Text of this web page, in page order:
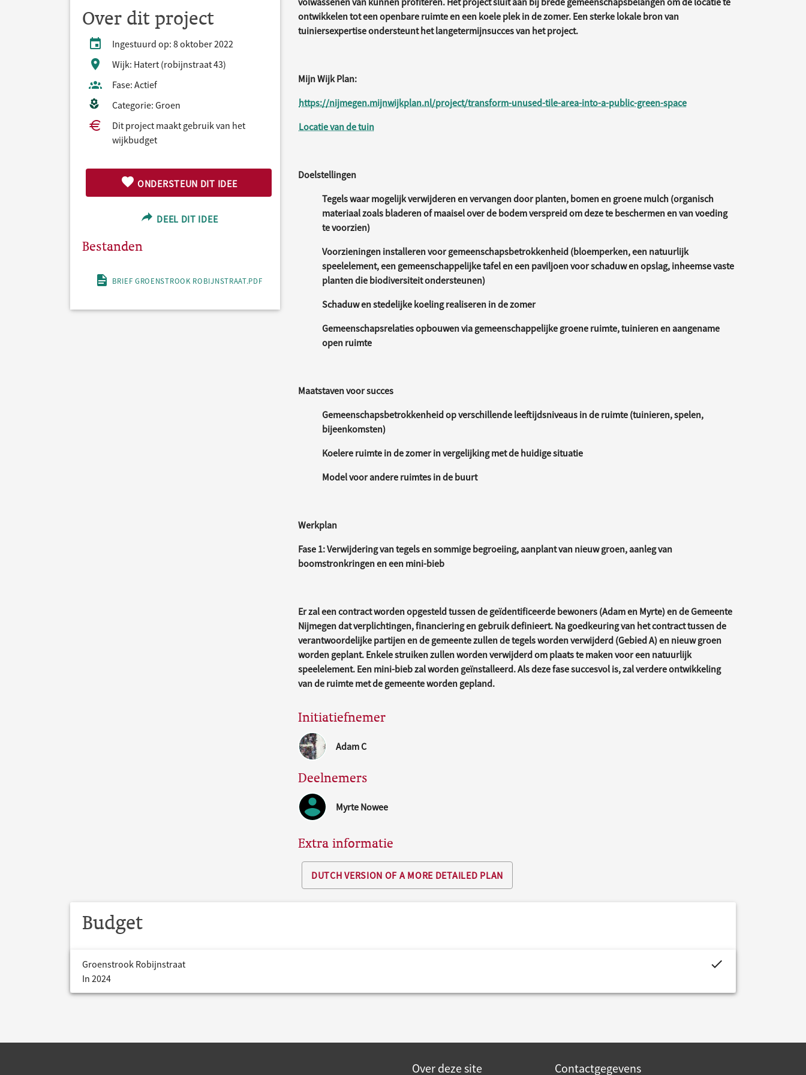
Over dit project
Ingestuurd op: 8 oktober 2022
Wijk: Hatert (robijnstraat 43)
Fase: Actief
Categorie: Groen
Dit project maakt gebruik van het
wijkbudget
ONDERSTEUN DIT IDEE
DEEL DIT IDEE
Bestanden
BRIEF GROENSTROOK ROBIJNSTRAAT.PDF
ontwikkelen tot een openbare ruimte en een koele plek in de zomer. Een sterke lokale bron van
tuiniersexpertise ondersteunt het langetermijnsucces van het project.
Mijn Wijk Plan:
https://nijmegen.mijnwijkplan.nl/project/transform-unused-tile-area-into-a-public-green-space
Locatie van de tuin
Doelstellingen
Tegels waar mogelijk verwijderen en vervangen door planten, bomen en groene mulch (organisch
materiaal zoals bladeren of maaisel over de bodem verspreid om deze te beschermen en van voeding
te voorzien)
Voorzieningen installeren voor gemeenschapsbetrokkenheid (bloemperken, een natuurlijk
speelelement, een gemeenschappelijke tafel en een paviljoen voor schaduw en opslag, inheemse vaste
planten die biodiversiteit ondersteunen)
Schaduw en stedelijke koeling realiseren in de zomer
Gemeenschapsrelaties opbouwen via gemeenschappelijke groene ruimte, tuinieren en aangename
open ruimte
Maatstaven voor succes
Gemeenschapsbetrokkenheid op verschillende leeftijdsniveaus in de ruimte (tuinieren, spelen,
bijeenkomsten)
Koelere ruimte in de zomer in vergelijking met de huidige situatie
Model voor andere ruimtes in de buurt
Werkplan
Fase 1: Verwijdering van tegels en sommige begroeiing, aanplant van nieuw groen, aanleg van
boomstronkringen en een mini-bieb
Er zal een contract worden opgesteld tussen de geïdentificeerde bewoners (Adam en Myrte) en de Gemeente
Nijmegen dat verplichtingen, financiering en gebruik definieert. Na goedkeuring van het contract tussen de
verantwoordelijke partijen en de gemeente zullen de tegels worden verwijderd (Gebied A) en nieuw groen
worden geplant. Enkele struiken zullen worden verwijderd om plaats te maken voor een natuurlijk
speelelement. Een mini-bieb zal worden geïnstalleerd. Als deze fase succesvol is, zal verdere ontwikkeling
van de ruimte met de gemeente worden gepland.
Initiatiefnemer
Adam C
Deelnemers
Myrte Nowee
Extra informatie
DUTCH VERSION OF A MORE DETAILED PLAN
Budget
Groenstrook Robijnstraat
In 2024
project.budget.fields.is_assigned-alt
Over deze site Contactgegevens